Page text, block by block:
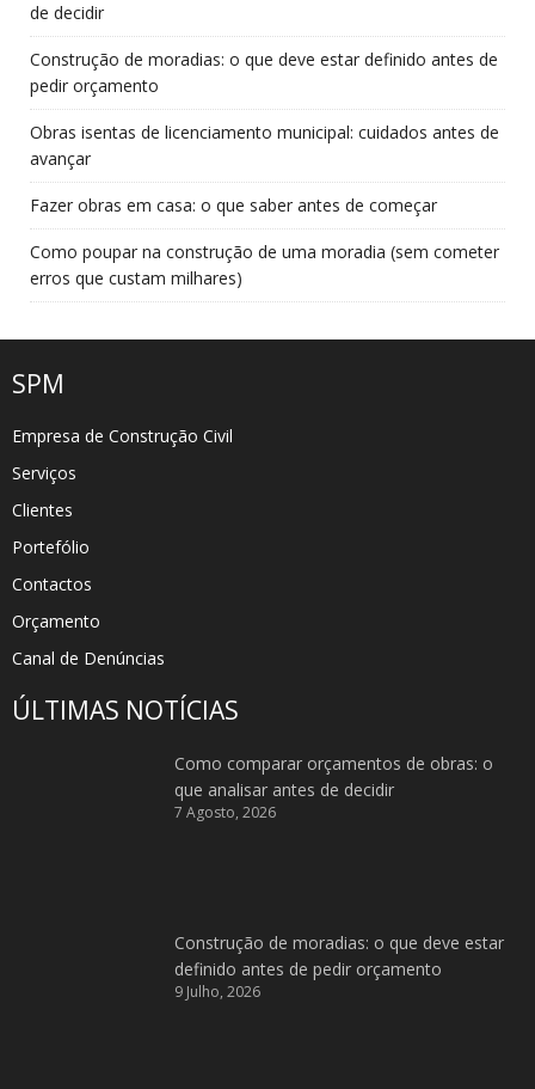
de decidir
Construção de moradias: o que deve estar definido antes de
pedir orçamento
Obras isentas de licenciamento municipal: cuidados antes de
avançar
Fazer obras em casa: o que saber antes de começar
Como poupar na construção de uma moradia (sem cometer
erros que custam milhares)
SPM
Empresa de Construção Civil
Serviços
Clientes
Portefólio
Contactos
Orçamento
Canal de Denúncias
ÚLTIMAS NOTÍCIAS
Como comparar orçamentos de obras: o
que analisar antes de decidir
7 Agosto, 2026
Construção de moradias: o que deve estar
definido antes de pedir orçamento
9 Julho, 2026